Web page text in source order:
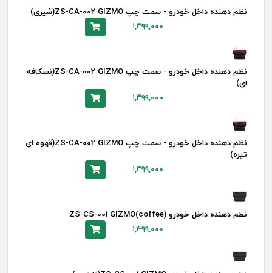
نظم دهنده داخل خودرو - سمت چپ ZS-CA-002 GIZMO(شیری)
۱,۳۹۹,۰۰۰
نظم دهنده داخل خودرو - سمت چپ ZS-CA-002 GIZMO(نسکافه
ای)
۱,۳۹۹,۰۰۰
نظم دهنده داخل خودرو - سمت چپ ZS-CA-002 GIZMO(قهوه ای
تیره)
۱,۳۹۹,۰۰۰
نظم دهنده داخل خودرو ZS-CS-001 GIZMO(coffee)
۱,۴۹۹,۰۰۰